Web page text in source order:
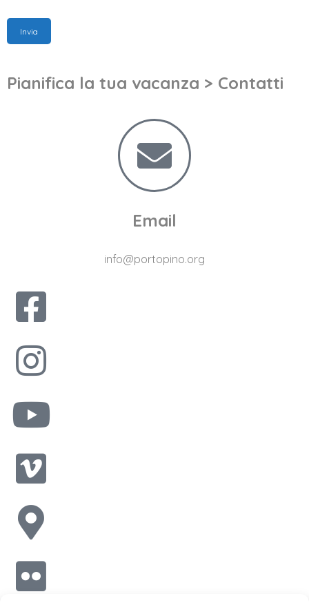
Pianifica la tua vacanza > Contatti
Email
info@portopino.org